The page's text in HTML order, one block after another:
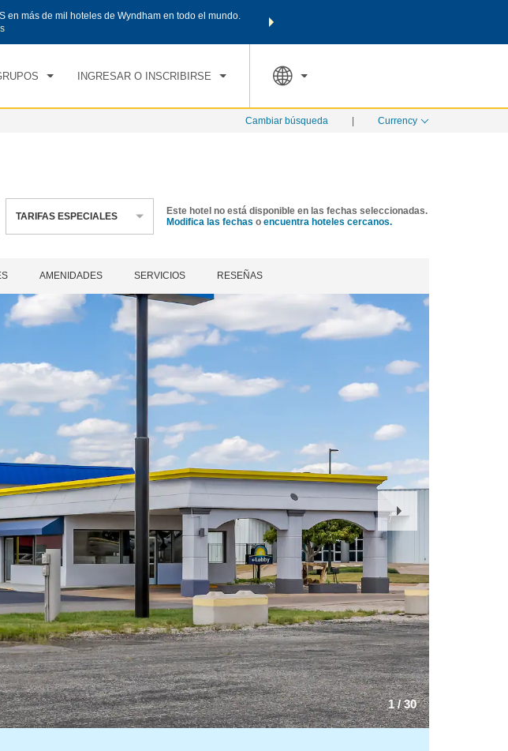
en más de mil hoteles de Wyndham en todo el mundo.
Agrupa tu hotel, vuelos y mucho más con los Paquetes de
INGRESAR O INSCRIBIRSE
TARIFAS ESPECIALES
Cambiar búsqueda Currency
TARIFAS ESPECIALES
Este hotel no está disponible en las fechas seleccionadas.
Modifica las fechas o encuentra hoteles cercanos.
AMENIDADES SERVICIOS RESEÑAS
1/30
Slide